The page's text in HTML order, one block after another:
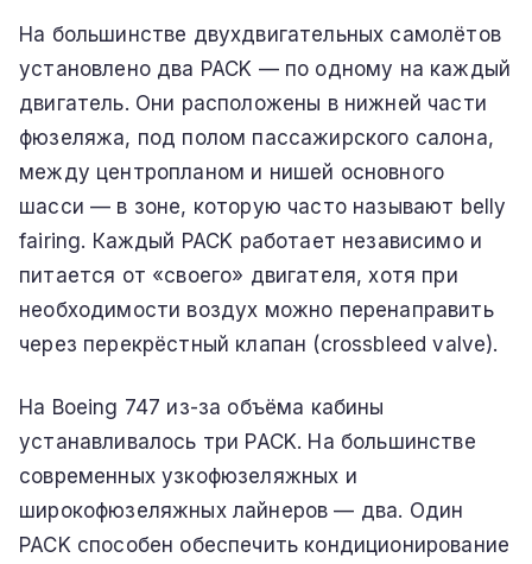
На большинстве двухдвигательных самолётов
установлено два PACK — по одному на каждый
двигатель. Они расположены в нижней части
фюзеляжа, под полом пассажирского салона,
между центропланом и нишей основного
шасси — в зоне, которую часто называют belly
fairing. Каждый PACK работает независимо и
питается от «своего» двигателя, хотя при
необходимости воздух можно перенаправить
через перекрёстный клапан (crossbleed valve).
На Boeing 747 из-за объёма кабины
устанавливалось три PACK. На большинстве
современных узкофюзеляжных и
широкофюзеляжных лайнеров — два. Один
PACK способен обеспечить кондиционирование